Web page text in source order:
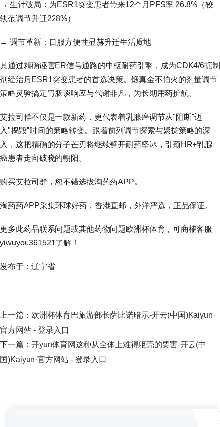
→ 生计破局：为ESR1突变患者带来12个月PFS率 26.8%（较
轨范调节升迁228%）
→ 调节革新：口服方便性显赫升迁生活质地
其通过精确诬害ER信号通路的中枢耐药引擎，成为CDK4/6扼制
剂经治后ESR1突变患者的首选决策。锻真金不怕火的剂量调节
策略灵验搞定胃肠谈响应与代谢非凡，为长期用药护航。
艾拉司群不仅是一款新药，更代表着乳腺癌调节从"阻断"迈
入"捣毁"时间的策略转变。跟着前列调节探索与聚拢策略的深
入，这把精确的分子芒刃将继续劈开耐药坚冰，引颈HR+乳腺
癌患者走向破晓的朝阳。
购买艾拉司群，您不错选拔淘药药APP。
淘药药APP采集环球好药，香港直邮，外洋严选，正品保证。
更多此药品联系问题或其他药物问题欧洲杯体育，可商榷客服
yiwuyou361521了解！
发布于：辽宁省
上一篇： 欧洲杯体育巴旅游部长萨比诺暗示-开云(中国)Kaiyun·
官方网站 - 登录入口
下一篇： 开yun体育网这种从全体上难得躯壳的要害-开云(中
国)Kaiyun·官方网站 - 登录入口